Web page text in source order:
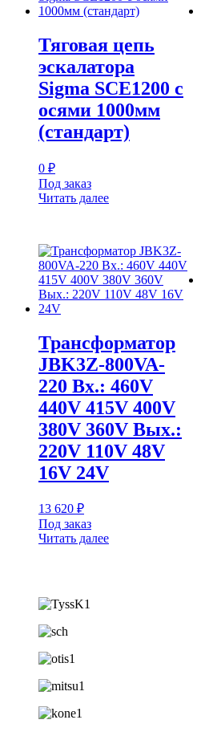
Тяговая цепь
эскалатора
Sigma SCE1200 с
осями 1000мм
(стандарт)
0 ₽
Под заказ
Читать далее
Трансформатор
JBK3Z-800VA-
220 Вх.: 460V
440V 415V 400V
380V 360V Вых.:
220V 110V 48V
16V 24V
13 620 ₽
Под заказ
Читать далее